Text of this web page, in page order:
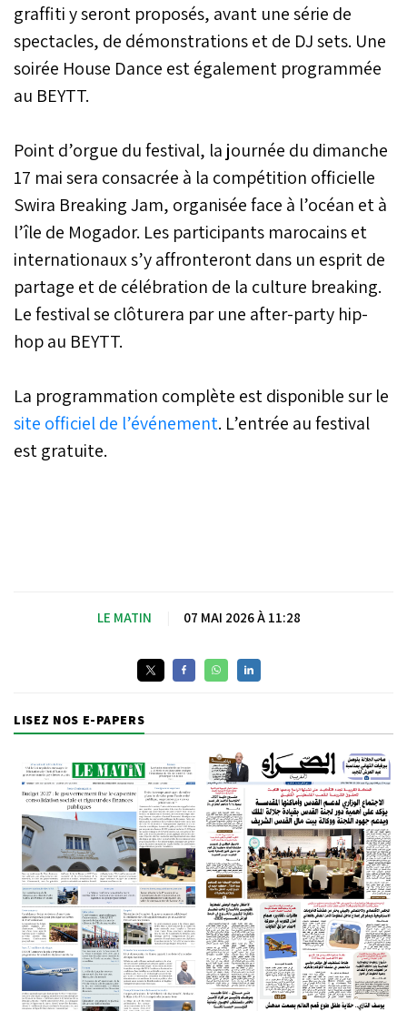
graffiti y seront proposés, avant une série de
spectacles, de démonstrations et de DJ sets. Une
soirée House Dance est également programmée
au BEYTT.
Point d’orgue du festival, la journée du dimanche
17 mai sera consacrée à la compétition officielle
Swira Breaking Jam, organisée face à l’océan et à
l’île de Mogador. Les participants marocains et
internationaux s’y affronteront dans un esprit de
partage et de célébration de la culture breaking.
Le festival se clôturera par une after-party hip-
hop au BEYTT.
La programmation complète est disponible sur le
site officiel de l’événement. L’entrée au festival
est gratuite.
LE MATIN 07 MAI 2026 À 11:28
LISEZ NOS E-PAPERS